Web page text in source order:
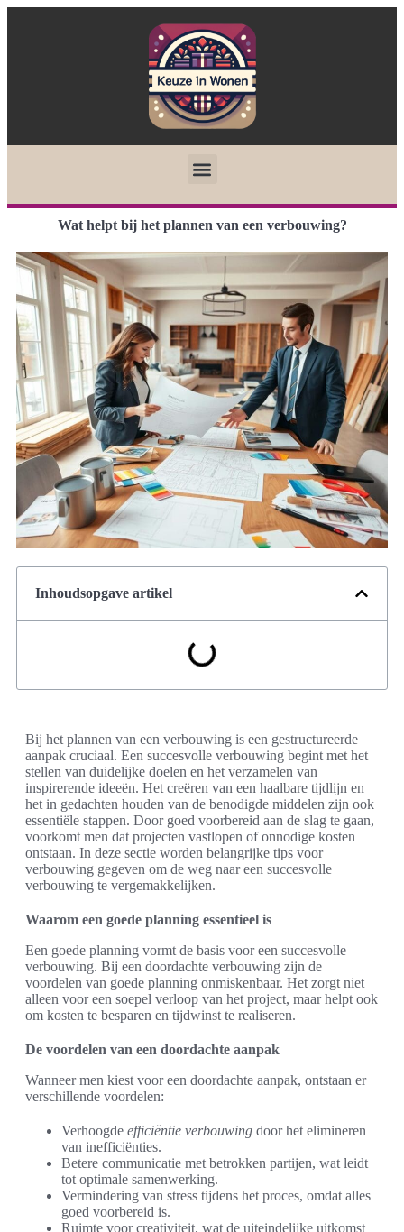
Wat helpt bij het plannen van een verbouwing?
Inhoudsopgave artikel
Bij het plannen van een verbouwing is een gestructureerde
aanpak cruciaal. Een succesvolle verbouwing begint met het
stellen van duidelijke doelen en het verzamelen van
inspirerende ideeën. Het creëren van een haalbare tijdlijn en
het in gedachten houden van de benodigde middelen zijn ook
essentiële stappen. Door goed voorbereid aan de slag te gaan,
voorkomt men dat projecten vastlopen of onnodige kosten
ontstaan. In deze sectie worden belangrijke tips voor
verbouwing gegeven om de weg naar een succesvolle
verbouwing te vergemakkelijken.
Waarom een goede planning essentieel is
Een goede planning vormt de basis voor een succesvolle
verbouwing. Bij een doordachte verbouwing zijn de
voordelen van goede planning onmiskenbaar. Het zorgt niet
alleen voor een soepel verloop van het project, maar helpt ook
om kosten te besparen en tijdwinst te realiseren.
De voordelen van een doordachte aanpak
Wanneer men kiest voor een doordachte aanpak, ontstaan er
verschillende voordelen:
Verhoogde efficiëntie verbouwing door het elimineren
van inefficiënties.
Betere communicatie met betrokken partijen, wat leidt
tot optimale samenwerking.
Vermindering van stress tijdens het proces, omdat alles
goed voorbereid is.
Ruimte voor creativiteit, wat de uiteindelijke uitkomst